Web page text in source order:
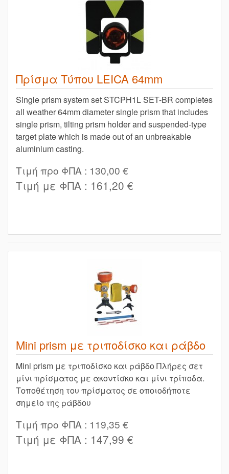
Πρίσμα Τύπου LEICA 64mm
Single prism system set STCPH1L SET-BR completes
all weather 64mm diameter single prism that includes
single prism, tilting prism holder and suspended-type
target plate which is made out of an unbreakable
aluminium casting.
Τιμή προ ΦΠΑ : 130,00 €
Τιμή με ΦΠΑ : 161,20 €
Mini prism με τριποδίσκο και ράβδο
Mini prism με τριποδίσκο και ράβδο Πλήρες σετ
μίνι πρίσματος με ακοντίσκο και μίνι τρίποδα.
Τοποθέτηση του πρίσματος σε οποιοδήποτε
σημείο της ράβδου
Τιμή προ ΦΠΑ : 119,35 €
Τιμή με ΦΠΑ : 147,99 €